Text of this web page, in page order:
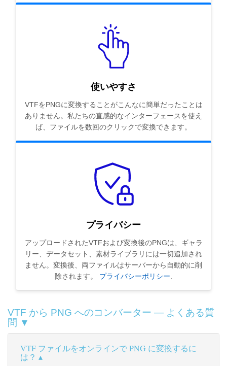
使いやすさ
VTFをPNGに変換することがこんなに簡単だったことは
ありません。私たちの直感的なインターフェースを使え
ば、ファイルを数回のクリックで変換できます。
プライバシー
アップロードされたVTFおよび変換後のPNGは、ギャラ
リー、データセット、素材ライブラリには一切追加され
ません。変換後、両ファイルはサーバーから自動的に削
除されます。 プライバシーポリシー.
VTF から PNG へのコンバーター — よくある質
問 ▼
VTF ファイルをオンラインで PNG に変換するに
は？